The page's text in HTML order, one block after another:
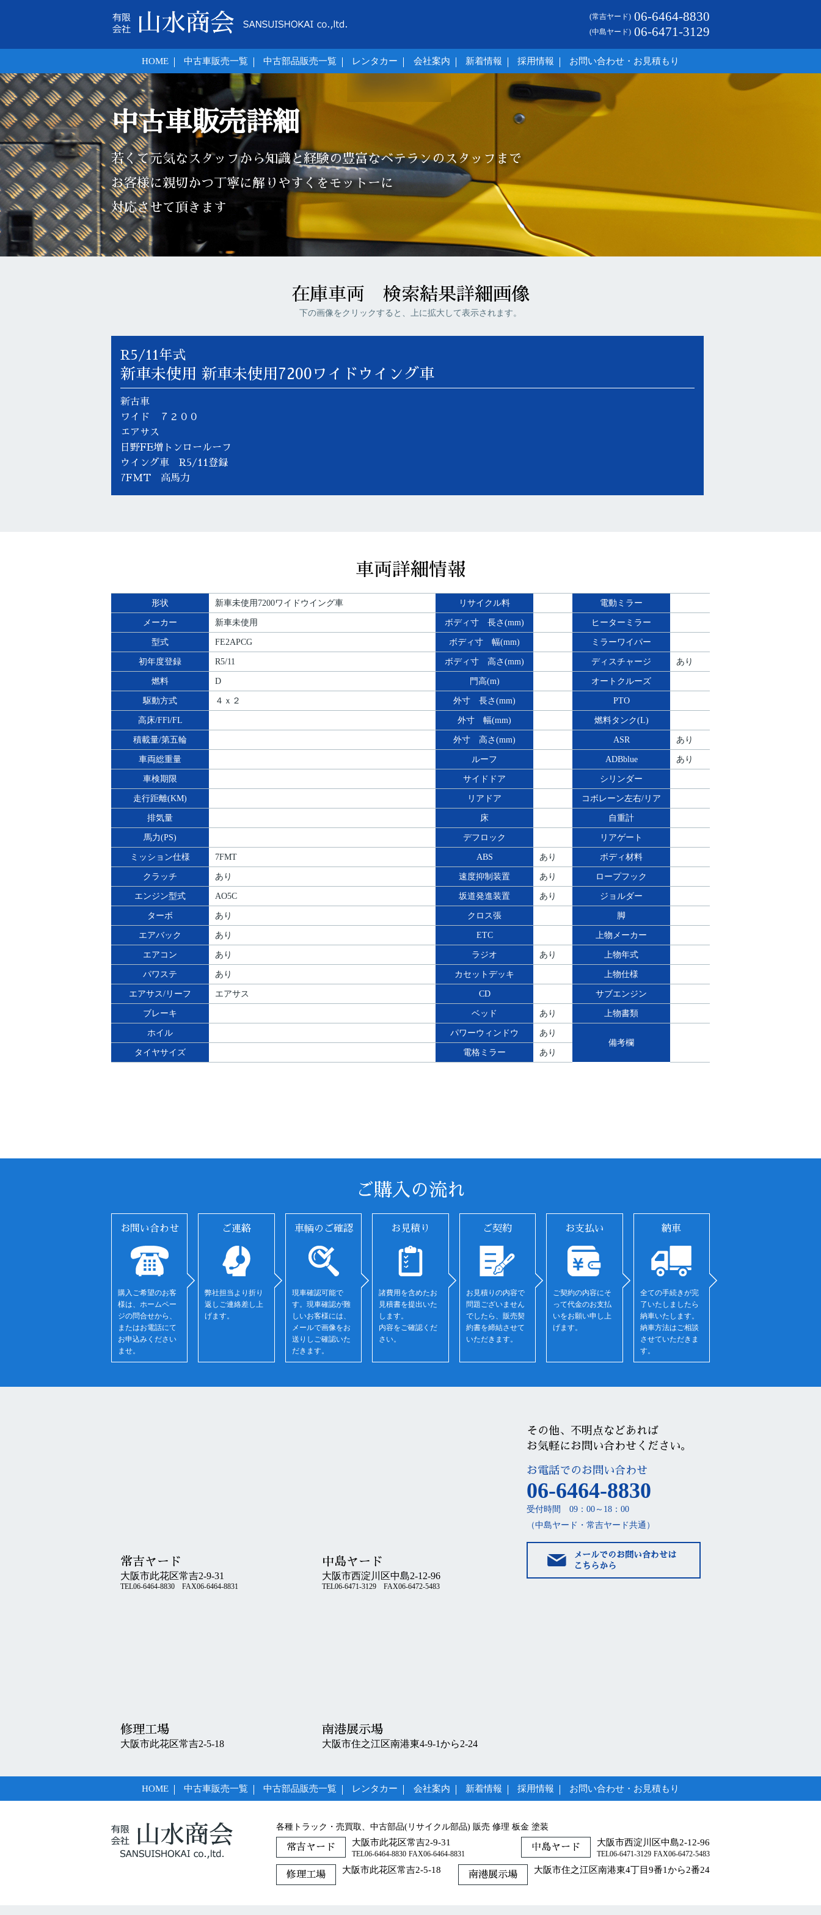
(常吉ヤード) 06-6464-8830
(中島ヤード) 06-6471-3129
HOME 中古車販売一覧 中古部品販売一覧 レンタカー 会社案内 新着情報 採用情報 お問い合わせ・お見積もり
中古車販売詳細
若くて元気なスタッフから知識と経験の豊富なベテランのスタッフまで
お客様に親切かつ丁寧に解りやすくをモットーに
対応させて頂きます
在庫車両 検索結果詳細画像
下の画像をクリックすると、上に拡大して表示されます。
R5/11年式
新車未使用 新車未使用7200ワイドウイング車
新古車
ワイド ７２００
エアサス
日野FE増トンロールーフ
ウイング車 R5/11登録
7FMT 高馬力
車両詳細情報
形状 新車未使用7200ワイドウイング車 リサイクル料 電動ミラー
メーカー 新車未使用 ボディ寸 長さ(mm) ヒーターミラー
型式 FE2APCG ボディ寸 幅(mm) ミラーワイパー
初年度登録 R5/11 ボディ寸 高さ(mm) ディスチャージ あり
燃料 D 門高(m) オートクルーズ
駆動方式 ４ｘ２ 外寸 長さ(mm) PTO
高床/FFl/FL 外寸 幅(mm) 燃料タンク(L)
積載量/第五輪 外寸 高さ(mm) ASR あり
車両総重量 ルーフ ADBblue あり
車検期限 サイドドア シリンダー
走行距離(KM) リアドア コボレーン左右/リア
排気量 床 自重計
馬力(PS) デフロック リアゲート
ミッション仕様 7FMT ABS あり ボディ材料
クラッチ あり 速度抑制装置 あり ロープフック
エンジン型式 AO5C 坂道発進装置 あり ジョルダー
ターボ あり クロス張 脚
エアバック あり ETC 上物メーカー
エアコン あり ラジオ あり 上物年式
パワステ あり カセットデッキ 上物仕様
エアサス/リーフ エアサス CD サブエンジン
ブレーキ ベッド あり 上物書類
ホイル パワーウィンドウ
あり
備考欄
タイヤサイズ
電格ミラー あり
ご購入の流れ
お問い合わせ
購入ご希望のお客
様は、ホームペー
ジの問合せから、
またはお電話にて
お申込みください
ませ。
ご連絡
弊社担当より折り
返しご連絡差し上
げます。
車輌のご確認
現車確認可能で
す。現車確認が難
しいお客様には、
メールで画像をお
送りしご確認いた
だきます。
お見積り
諸費用を含めたお
見積書を提出いた
します。
内容をご確認くだ
さい。
ご契約
お見積りの内容で
問題ございません
でしたら、販売契
約書を締結させて
いただきます。
お支払い
ご契約の内容にそ
って代金のお支払
いをお願い申し上
げます。
納車
全ての手続きが完
了いたしましたら
納車いたします。
納車方法はご相談
させていただきま
す。
常吉ヤード
大阪市此花区常吉2-9-31
TEL06-6464-8830 FAX06-6464-8831
修理工場
大阪市此花区常吉2-5-18
中島ヤード
大阪市西淀川区中島2-12-96
TEL06-6471-3129 FAX06-6472-5483
南港展示場
大阪市住之江区南港東4-9-1から2-24
その他、不明点などあれば
お気軽にお問い合わせください。
お電話でのお問い合わせ
06-6464-8830
受付時間 09：00～18：00
（中島ヤード・常吉ヤード共通）
メールでのお問い合わせは
こちらから
HOME 中古車販売一覧 中古部品販売一覧 レンタカー 会社案内 新着情報 採用情報 お問い合わせ・お見積もり
各種トラック・売買取、中古部品(リサイクル部品) 販売 修理 板金 塗装
常吉ヤード 大阪市此花区常吉2-9-31
TEL06-6464-8830 FAX06-6464-8831
中島ヤード 大阪市西淀川区中島2-12-96
TEL06-6471-3129 FAX06-6472-5483
修理工場 大阪市此花区常吉2-5-18 南港展示場 大阪市住之江区南港東4丁目9番1から2番24